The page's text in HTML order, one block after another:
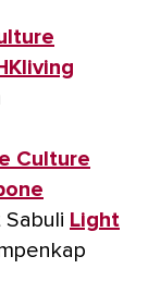
Culture
Light